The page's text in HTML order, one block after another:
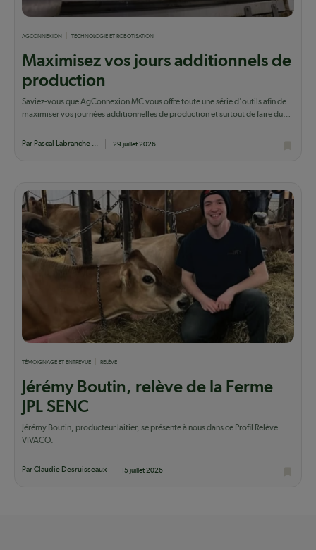
AGCONNEXION TECHNOLOGIE ET ROBOTISATION
Maximisez vos jours additionnels de
production
Saviez-vous que AgConnexion MC vous offre toute une série d'outils afin de
maximiser vos journées additionnelles de production et surtout de faire du
Par Pascal Labranche ... 29 juillet 2026
TÉMOIGNAGE ET ENTREVUE RELÈVE
Jérémy Boutin, relève de la Ferme
JPL SENC
Jérémy Boutin, producteur laitier, se présente à nous dans ce Profil Relève
VIVACO.
Par Claudie Desruisseaux 15 juillet 2026